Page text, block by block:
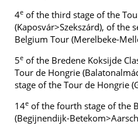
4e of the third stage of the
(Kaposvár>Szekszárd), of the
Belgium Tour (Merelbeke-
5e of the Bredene Koksijde
Tour de Hongrie
stage of the Tour de Hongrie
14e of the fourth stage of the
(Begijnendijk-